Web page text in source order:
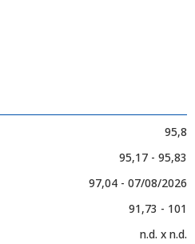
95,8
95,17 - 95,83
97,04 - 07/08/2026
91,73 - 101
n.d. x n.d.